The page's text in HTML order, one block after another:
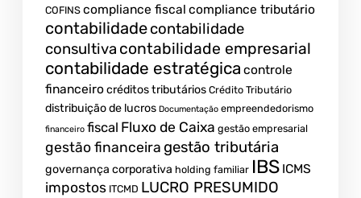
COFINS compliance fiscal compliance tributário
contabilidadecontabilidade
consultiva contabilidade empresarial
contabilidade estratégica controle
financeirocréditos tributários Crédito Tributário
distribuição de lucros Documentação empreendedorismo
financeiro fiscal Fluxo de Caixa gestão empresarial
gestão financeira gestão tributária
governança corporativa holding familiar IBS ICMS
impostos ITCMD LUCRO PRESUMIDO